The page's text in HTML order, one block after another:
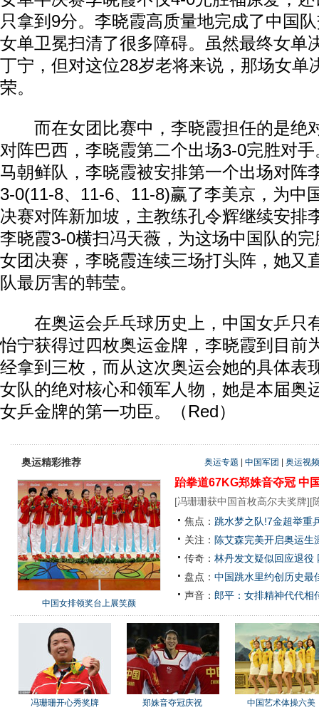
只拿到9分。李晓霞高质量地完成了中国
女单卫冕扫清了很多障碍。虽然最终女单
丁宁，但对这位28岁老将来说，那场女单
荣。
而在女团比赛中，李晓霞担任的是绝
对阵巴西，李晓霞第二个出场3-0完胜对
马朝鲜队，李晓霞被安排第一个出场对阵
3-0(11-8、11-6、11-8)赢了李美京，为中
决赛对阵新加坡，主教练孔令辉继续安排
李晓霞3-0横扫冯天薇，为这场中国队的
女团决赛，李晓霞连续三场打头阵，她又
队最厉害的韩莹。
在奥运会乒乓球历史上，中国女乒只
怡宁获得过四枚奥运金牌，李晓霞到目前
经拿到三枚，而从这次奥运会她的具体表
女队的绝对核心和领军人物，她是本届奥
女乒金牌的第一功臣。（Red）
奥运精彩推荐 奥运专题 中国军团 奥运视频
中国女排领奖台上展笑颜
跆拳道67KG郑姝音夺冠 中
[冯珊珊获中国首枚高尔夫奖牌][
焦点： 跳水梦之队!7金超举重
关注： 陈艾森完美开启奥运
传奇： 林丹发文疑似回应退役
盘点： 中国跳水里约创历史最
声音： 郎平：女排精神代代相
冯珊珊开心秀奖牌 郑姝音夺冠庆祝 中国艺术体操六美